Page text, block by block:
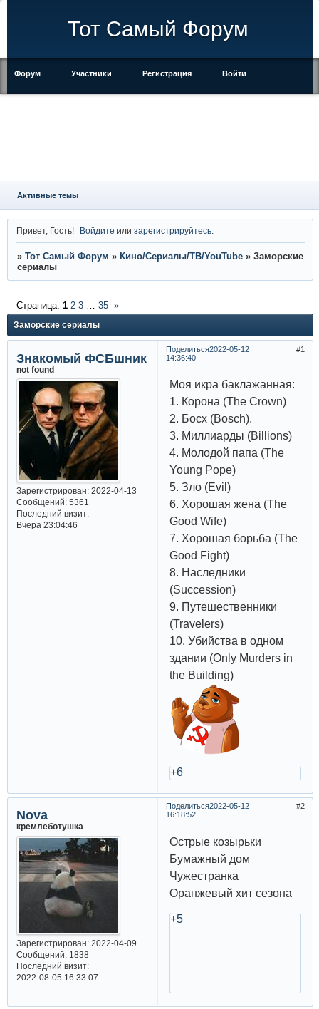
Тот Самый Форум
Форум Участники Регистрация Войти
Активные темы
Привет, Гость! Войдите илизарегистрируйтесь
» Тот Самый Форум » Кино/Сериалы/ТВ/YouTube » Заморские
сериалы
Заморские сериалы
Страница: 1 2 3 35 »
Поделиться 1
2022-05-12
14:36:40
Знакомый ФСБшник
not found
Зарегистрирован: 2022-04-13
Сообщений:5361
Последний визит:
Вчера 23:04:46
Моя икра баклажанная:
1. Корона (The Crown)
2. Босх (Bosch).
3. Миллиарды (Billions)
4. Молодой папа (The
Young Pope)
5. Зло (Evil)
6. Хорошая жена (The
Good Wife)
7. Хорошая борьба (The
Good Fight)
8. Наследники
(Succession)
9. Путешественники
(Travelers)
10. Убийства в одном
здании (Only Murders in
the Building)
+6
Поделиться 2
2022-05-12
16:18:52
Nova
кремлеботушка
Зарегистрирован: 2022-04-09
Сообщений:1838
Последний визит:
2022-08-05 16:33:07
Острые козырьки
Бумажный дом
Чужестранка
Оранжевый хит сезона
+5